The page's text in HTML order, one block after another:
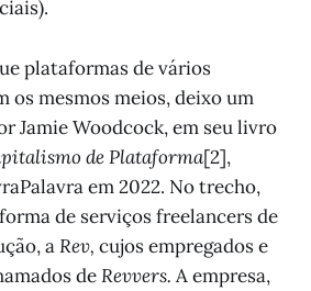
plataformas de vários
os mesmos meios, deixo um
Jamie Woodcock, em seu livro
de Plataforma[2],
em 2022. No trecho,
de serviços freelancers de
aRev, cujos empregados e
deRevvers. A empresa,